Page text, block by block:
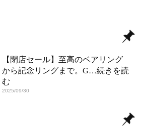
【閉店セール】至高のベアリング
から記念リングまで。G…続きを読
む
2025/09/30